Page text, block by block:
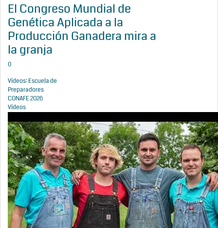
El Congreso Mundial de
Genética Aplicada a la
Producción Ganadera mira a
la granja
0
Vídeos: Escuela de
Preparadores
CONAFE 2026
Vídeos